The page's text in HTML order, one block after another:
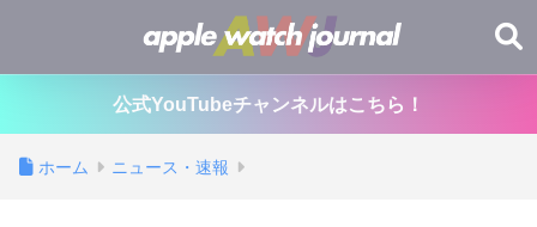
公式YouTubeチャンネルはこちら！
ホーム ニュース・速報